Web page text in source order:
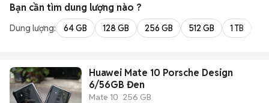
Bạn cần tìm dung lượng nào ?
Dung lượng: 64 GB 128 GB 256 GB 512 GB 1 TB
Huawei Mate 10 Porsche Design
6/56GB Đen
Mate 10 256 GB